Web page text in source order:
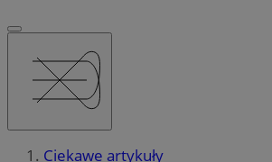
Ciekawe artykuły